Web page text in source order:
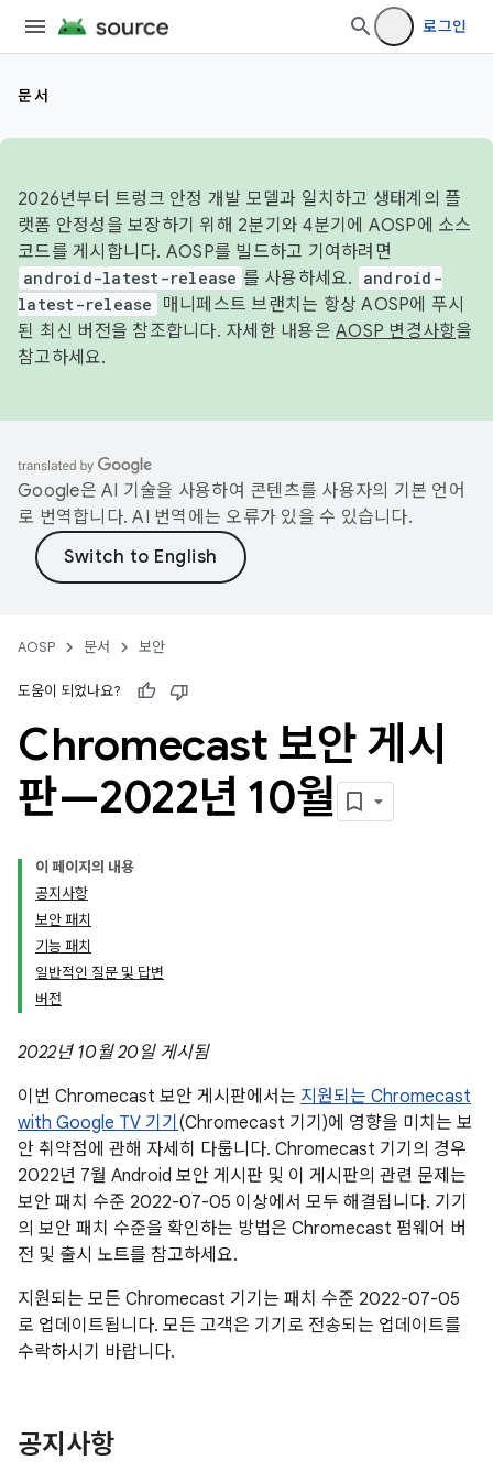
로그인
문서
2026년부터 트렁크 안정 개발 모델과 일치하고 생태계의 플
랫폼 안정성을 보장하기 위해 2분기와 4분기에 AOSP에 소스
코드를 게시합니다. AOSP를 빌드하고 기여하려면
android-latest-release 를 사용하세요.
android-
latest-release
매니페스트 브랜치는 항상 AOSP에 푸시
된 최신 버전을 참조합니다. 자세한 내용은 AOSP 변경사항을
참고하세요.
Google은 AI 기술을 사용하여 콘텐츠를 사용자의 기본 언어
로 번역합니다. AI 번역에는 오류가 있을 수 있습니다.
AOSP 문서 보안
도움이 되었나요?
Chromecast 보안 게시
판—2022년 10월
이 페이지의 내용
공지사항
보안 패치
기능 패치
일반적인 질문 및 답변
버전
2022년 10월 20일 게시됨
이번 Chromecast 보안 게시판에서는 지원되는 Chromecast
with Google TV 기기 (Chromecast 기기)에 영향을 미치는 보
안 취약점에 관해 자세히 다룹니다. Chromecast 기기의 경우
2022년 7월 Android 보안 게시판 및 이 게시판의 관련 문제는
보안 패치 수준 2022-07-05 이상에서 모두 해결됩니다. 기기
의 보안 패치 수준을 확인하는 방법은 Chromecast 펌웨어 버
전 및 출시 노트를 참고하세요.
지원되는 모든 Chromecast 기기는 패치 수준 2022-07-05
로 업데이트됩니다. 모든 고객은 기기로 전송되는 업데이트를
수락하시기 바랍니다.
공지사항